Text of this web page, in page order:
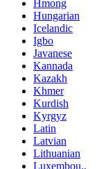
Hmong
Hungarian
Icelandic
Igbo
Javanese
Kannada
Kazakh
Khmer
Kurdish
Kyrgyz
Latin
Latvian
Lithuanian
Luxembou..